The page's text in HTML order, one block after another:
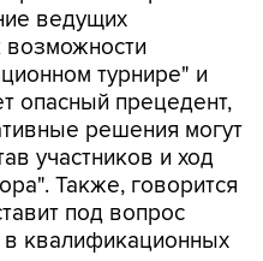
турнире" и
опасный прецедент,
решения могут
участников и ход
Также, говорится
под вопрос
в квалификационных
всех